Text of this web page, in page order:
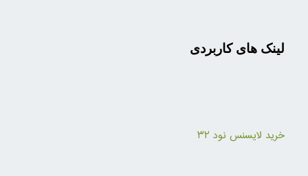
لینک های کاربردی
خرید لایسنس نود ۳۲